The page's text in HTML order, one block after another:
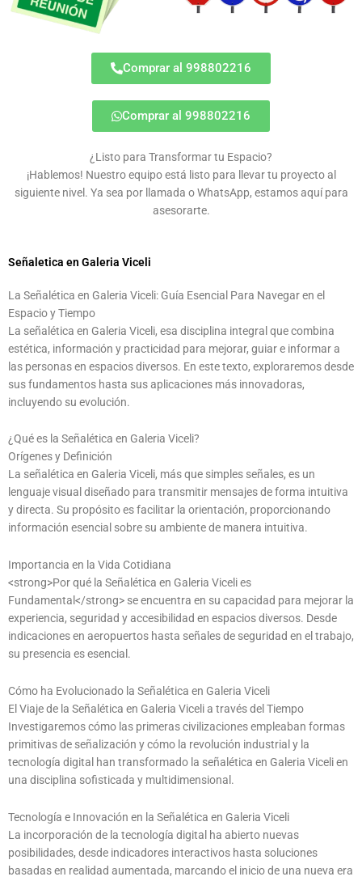
Comprar al 998802216
Comprar al 998802216
¿Listo para Transformar tu Espacio?
¡Hablemos! Nuestro equipo está listo para llevar tu proyecto al
siguiente nivel. Ya sea por llamada o WhatsApp, estamos aquí para
asesorarte.
Señaletica en Galeria Viceli
La Señalética en Galeria Viceli: Guía Esencial Para Navegar en el
Espacio y Tiempo
La señalética en Galeria Viceli, esa disciplina integral que combina
estética, información y practicidad para mejorar, guiar e informar a
las personas en espacios diversos. En este texto, exploraremos desde
sus fundamentos hasta sus aplicaciones más innovadoras,
incluyendo su evolución.
¿Qué es la Señalética en Galeria Viceli?
Orígenes y Definición
La señalética en Galeria Viceli, más que simples señales, es un
lenguaje visual diseñado para transmitir mensajes de forma intuitiva
y directa. Su propósito es facilitar la orientación, proporcionando
información esencial sobre su ambiente de manera intuitiva.
Importancia en la Vida Cotidiana
<strong>Por qué la Señalética en Galeria Viceli es
Fundamental</strong> se encuentra en su capacidad para mejorar la
experiencia, seguridad y accesibilidad en espacios diversos. Desde
indicaciones en aeropuertos hasta señales de seguridad en el trabajo,
su presencia es esencial.
Cómo ha Evolucionado la Señalética en Galeria Viceli
El Viaje de la Señalética en Galeria Viceli a través del Tiempo
Investigaremos cómo las primeras civilizaciones empleaban formas
primitivas de señalización y cómo la revolución industrial y la
tecnología digital han transformado la señalética en Galeria Viceli en
una disciplina sofisticada y multidimensional.
Tecnología e Innovación en la Señalética en Galeria Viceli
La incorporación de la tecnología digital ha abierto nuevas
posibilidades, desde indicadores interactivos hasta soluciones
basadas en realidad aumentada, marcando el inicio de una nueva era